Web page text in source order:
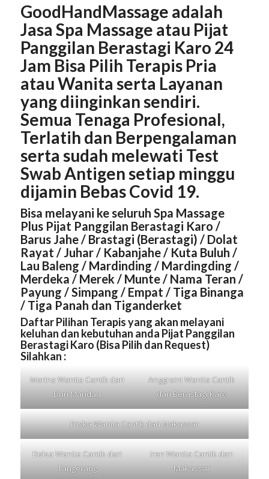
GoodHandMassage adalah
Jasa Spa Massage atau Pijat
Panggilan Berastagi Karo 24
Jam Bisa Pilih Terapis Pria
atau Wanita serta Layanan
yang diinginkan sendiri.
Semua Tenaga Profesional,
Terlatih dan Berpengalaman
serta sudah melewati Test
Swab Antigen setiap minggu
dijamin Bebas Covid 19.
Bisa melayani ke seluruh Spa Massage
Plus Pijat Panggilan Berastagi Karo /
Barus Jahe / Brastagi (Berastagi) / Dolat
Rayat / Juhar / Kabanjahe / Kuta Buluh /
Lau Baleng / Mardinding / Mardingding /
Merdeka / Merek / Munte / Nama Teran /
Payung / Simpang / Empat / Tiga Binanga
/ Tiga Panah dan Tiganderket
Daftar Pilihan Terapis yang akan melayani
keluhan dan kebutuhan anda Pijat Panggilan
Berastagi Karo (Bisa Pilih dan Request)
Silahkan :
Morina Wanita Cantik dari
Duri Mandau
Anggraini Wanita Cantik
dariBerastagi Karo
Friska Wanita Cantik dariMakassar
Delsa Wanita Cantik dari
Tangerang
Iren Wanita Cantik dari
Makassar